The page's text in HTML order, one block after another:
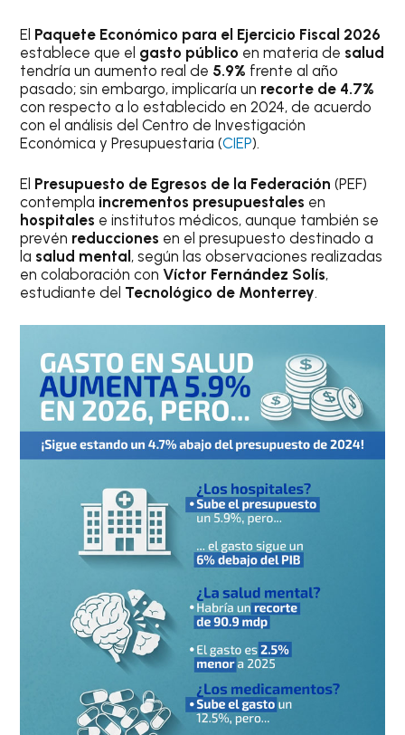
El Paquete Económico para el Ejercicio Fiscal 2026
establece que el gasto público en materia de salud
tendría un aumento real de 5.9% frente al año
pasado; sin embargo, implicaría un recorte de 4.7%
con respecto a lo establecido en 2024, de acuerdo
con el análisis del Centro de Investigación
Económica y Presupuestaria (CIEP).
El Presupuesto de Egresos de la Federación (PEF)
contempla incrementos presupuestales en
hospitales e institutos médicos, aunque también se
prevén reducciones en el presupuesto destinado a
la salud mental , según las observaciones realizadas
en colaboración conVíctor Fernández Solís,
estudiante del Tecnológico de Monterrey.